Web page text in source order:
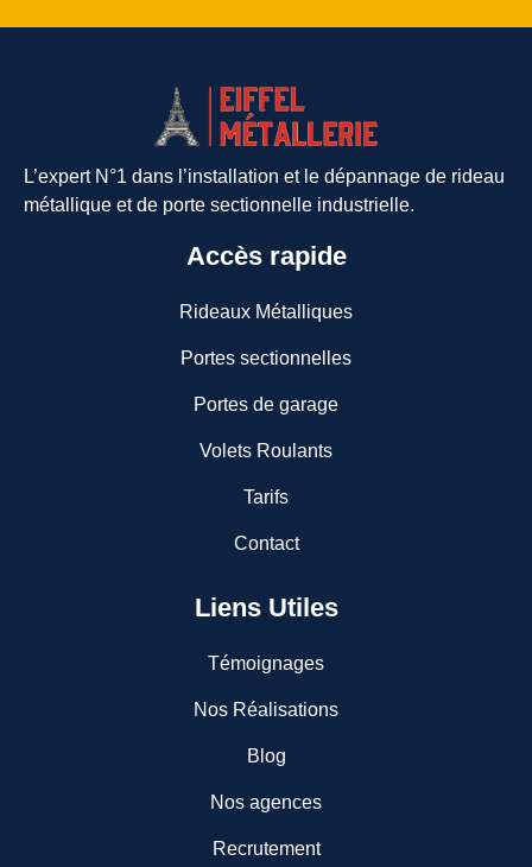
L’expert N°1 dans l’installation et le dépannage de rideau
métallique et de porte sectionnelle industrielle.
Accès rapide
Rideaux Métalliques
Portes sectionnelles
Portes de garage
Volets Roulants
Tarifs
Contact
Liens Utiles
Témoignages
Nos Réalisations
Blog
Nos agences
Recrutement